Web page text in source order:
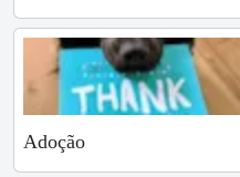
Adoção